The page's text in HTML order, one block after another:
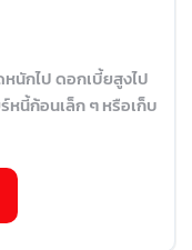
นักไป ดอกเบี้ยสูงไป
หนี้ก้อนเล็ก ๆ หรือเก็บ